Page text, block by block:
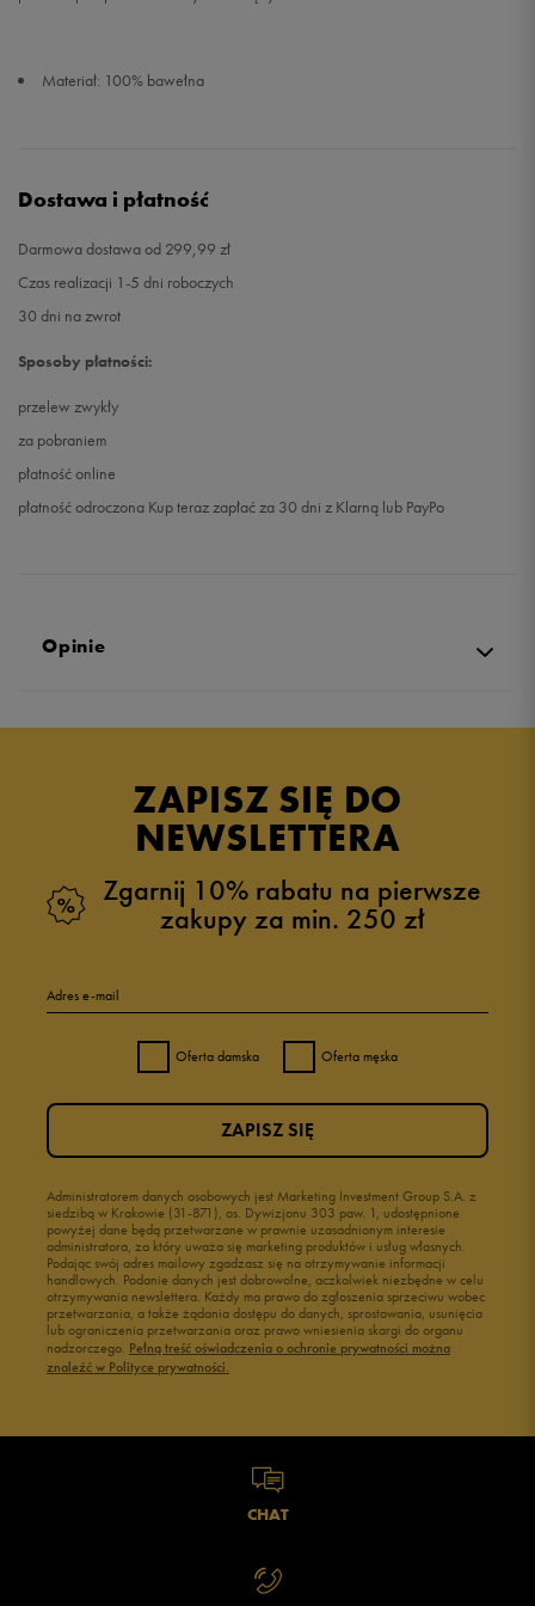
Materiał: 100% bawełna
Dostawa i płatność
Darmowa dostawa od 299,99 zł
Czas realizacji 1-5 dni roboczych
30 dni na zwrot
Sposoby płatności:
przelew zwykły
za pobraniem
płatność online
płatność odroczona Kup teraz zapłać za 30 dni z Klarną lub PayPo
Opinie
ZAPISZ SIĘ DO
NEWSLETTERA
Zgarnij 10% rabatu na pierwsze
zakupy za min. 250 zł
Adres e-mail
Oferta damska Oferta męska
Administratorem danych osobowych jest Marketing Investment Group S.A. z
siedzibą w Krakowie (31-871), os. Dywizjonu 303 paw. 1, udostępnione
powyżej dane będą przetwarzane w prawnie uzasadnionym interesie
administratora, za który uważa się marketing produktów i usług własnych.
Podając swój adres mailowy zgadzasz się na otrzymywanie informacji
handlowych. Podanie danych jest dobrowolne, aczkolwiek niezbędne w celu
otrzymywania newslettera. Każdy ma prawo do zgłoszenia sprzeciwu wobec
przetwarzania, a także żądania dostępu do danych, sprostowania, usunięcia
lub ograniczenia przetwarzania oraz prawo wniesienia skargi do organu
nadzorczego. Pełną treść oświadczenia o ochronie prywatności można
znaleźć w Polityce prywatności.
ZAPISZ SIĘ
CHAT